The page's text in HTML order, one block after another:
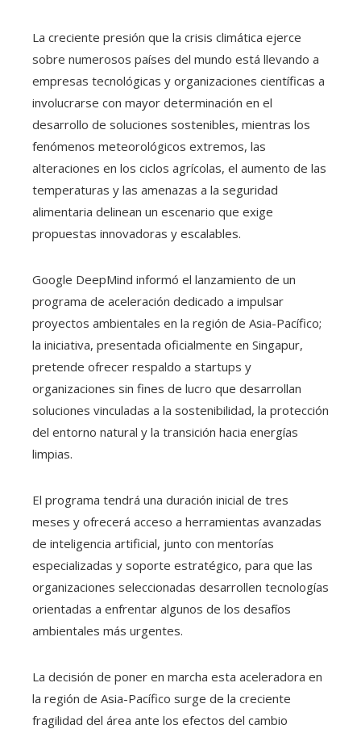
La creciente presión que la crisis climática ejerce
sobre numerosos países del mundo está llevando a
empresas tecnológicas y organizaciones científicas a
involucrarse con mayor determinación en el
desarrollo de soluciones sostenibles, mientras los
fenómenos meteorológicos extremos, las
alteraciones en los ciclos agrícolas, el aumento de las
temperaturas y las amenazas a la seguridad
alimentaria delinean un escenario que exige
propuestas innovadoras y escalables.
Google DeepMind informó el lanzamiento de un
programa de aceleración dedicado a impulsar
proyectos ambientales en la región de Asia-Pacífico;
la iniciativa, presentada oficialmente en Singapur,
pretende ofrecer respaldo a startups y
organizaciones sin fines de lucro que desarrollan
soluciones vinculadas a la sostenibilidad, la protección
del entorno natural y la transición hacia energías
limpias.
El programa tendrá una duración inicial de tres
meses y ofrecerá acceso a herramientas avanzadas
de inteligencia artificial, junto con mentorías
especializadas y soporte estratégico, para que las
organizaciones seleccionadas desarrollen tecnologías
orientadas a enfrentar algunos de los desafíos
ambientales más urgentes.
La decisión de poner en marcha esta aceleradora en
la región de Asia-Pacífico surge de la creciente
fragilidad del área ante los efectos del cambio